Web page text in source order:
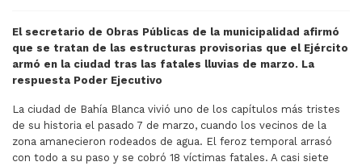
El secretario de Obras Públicas de la municipalidad afirmó
que se tratan de las estructuras provisorias que el Ejército
armó en la ciudad tras las fatales lluvias de marzo. La
respuesta Poder Ejecutivo
La ciudad de Bahía Blanca vivió uno de los capítulos más tristes
de su historia el pasado 7 de marzo, cuando los vecinos de la
zona amanecieron rodeados de agua. El feroz temporal arrasó
con todo a su paso y se cobró 18 víctimas fatales. A casi siete